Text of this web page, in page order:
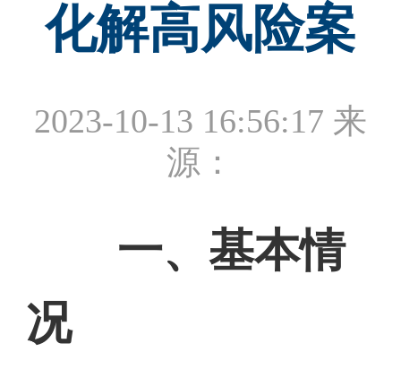
化解高风险案
2023-10-13 16:56:17 来
源：
一、基本情
况